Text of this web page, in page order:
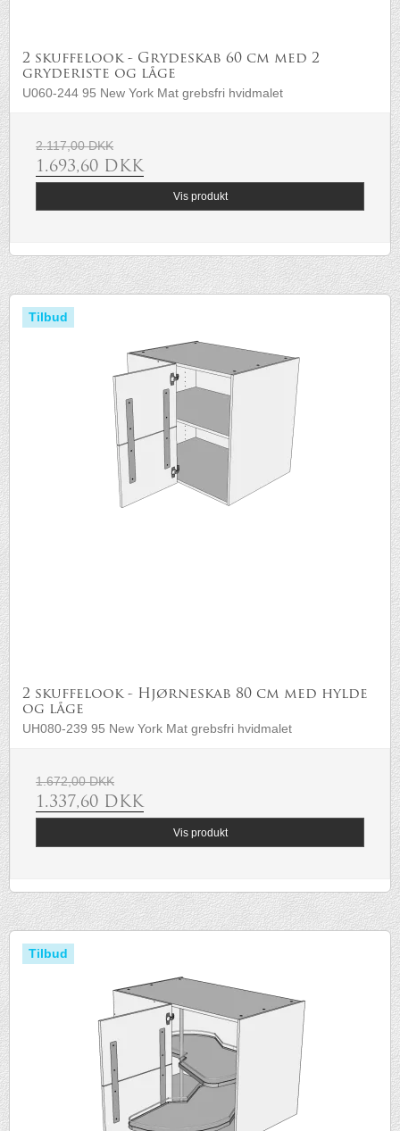
2 skuffelook - Grydeskab 60 cm med 2
gryderiste og låge
U060-244 95 New York Mat grebsfri hvidmalet
2.117,00 DKK
1.693,60 DKK
Vis produkt
Tilbud
2 skuffelook - Hjørneskab 80 cm med hylde
og låge
UH080-239 95 New York Mat grebsfri hvidmalet
1.672,00 DKK
1.337,60 DKK
Vis produkt
Tilbud